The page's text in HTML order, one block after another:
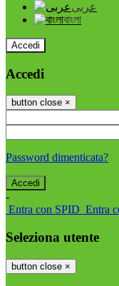
عربى
বাংলা
Accedi
Accedi
button close ×
Password dimenticata?
-
Entra con SPID Entra
Seleziona utente
button close ×